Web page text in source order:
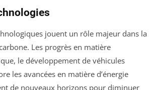
jouent un rôle majeur dans la
Les progrès en matière
le développement de véhicules
les avancées en matière d’énergie
de nouveaux horizons pour diminuer